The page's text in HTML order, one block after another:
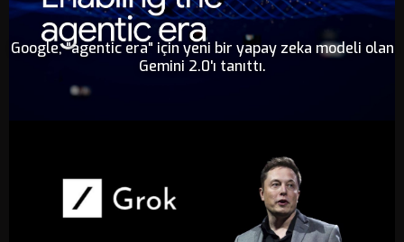
Google, "agentic era" için yeni bir yapay zeka modeli olan
Gemini 2.0'ı tanıttı.